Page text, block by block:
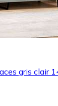
gris clair